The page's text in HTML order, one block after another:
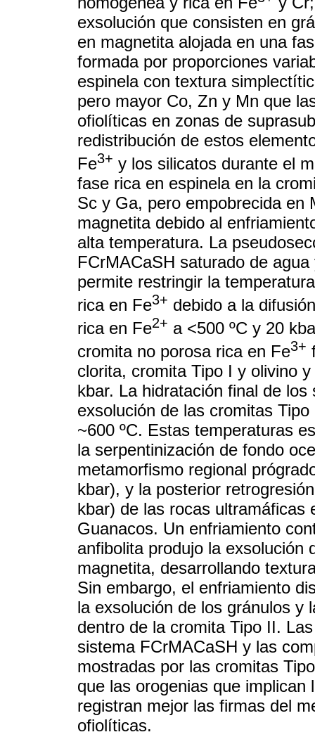
exsolución que consisten en
en magnetita alojada en una
formada por proporciones
espinela con textura
pero mayor Co, Zn y Mn que
ofiolíticas en zonas de
redistribución de estos
Fe3+ y los silicatos durante el
fase rica en espinela en la
Sc y Ga, pero empobrecida en
magnetita debido al
alta temperatura. La
FCrMACaSH saturado de
permite restringir la
rica en Fe3+ debido a la
rica en Fe2+ a <500 ºC y 20
cromita no porosa rica en Fe3+
clorita, cromita Tipo I y olivino
kbar. La hidratación final de
exsolución de las cromitas
~600 ºC. Estas temperaturas
la serpentinización de fondo
metamorfismo regional
kbar), y la posterior
kbar) de las rocas ultramáficas
Guanacos. Un enfriamiento
anfibolita produjo la exsolución
magnetita, desarrollando
Sin embargo, el enfriamiento
la exsolución de los gránulos y
dentro de la cromita Tipo II.
sistema FCrMACaSH y las
mostradas por las cromitas
que las orogenias que
registran mejor las firmas del
ofiolíticas.